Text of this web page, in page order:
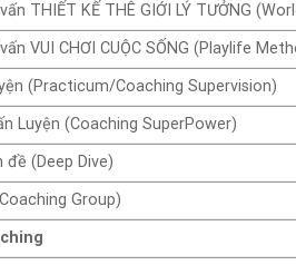
THIẾT KẾ THÊ GIỚI LÝ TƯỞNG
VUI CHƠI CUỘC SỐNG (Playlife
(Practicum/Coaching Supervision)
Luyện (Coaching SuperPower)
đề (Deep Dive)
Group)